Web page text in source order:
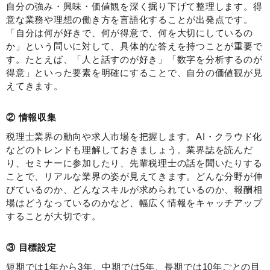
自分の強み・興味・価値観を深く掘り下げて整理します。得
意な業務や理想の働き方を言語化することが出発点です。
「自分は何が好きで、何が得意で、何を大切にしているの
か」という問いに対して、具体的な答えを持つことが重要で
す。たとえば、「人と話すのが好き」「数字を分析するのが
得意」といった要素を明確にすることで、自分の価値観が見
えてきます。
② 情報収集
税理士業界の動向や求人市場を把握します。AI・クラウド化
などのトレンドも理解しておきましょう。業界誌を読んだ
り、セミナーに参加したり、先輩税理士の話を聞いたりする
ことで、リアルな業界の姿が見えてきます。どんな分野が伸
びているのか、どんなスキルが求められているのか、報酬相
場はどうなっているのかなど、幅広く情報をキャッチアップ
することが大切です。
③ 目標設定
短期では1年から3年、中期では5年、長期では10年ごとの目